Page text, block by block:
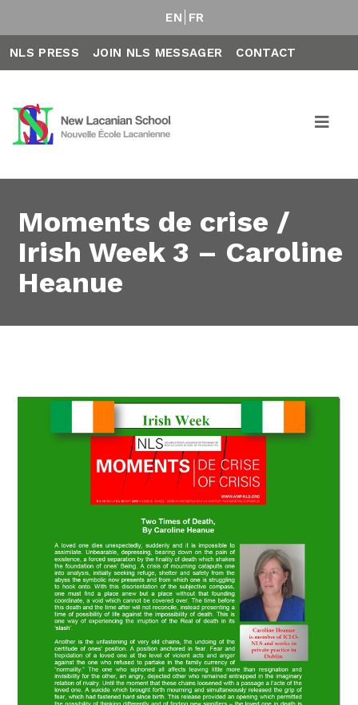
EN FR
NLS PRESS JOIN NLS MESSAGER CONTACT
Moments de crise /
Irish Week 3 – Caroline
Heanue